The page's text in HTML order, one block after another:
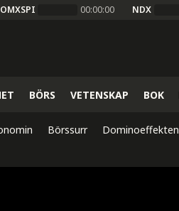
OMXSPI 00:00:00 NDX
BÖRS VETENSKAP BOK
Börssurr Dominoeffekten